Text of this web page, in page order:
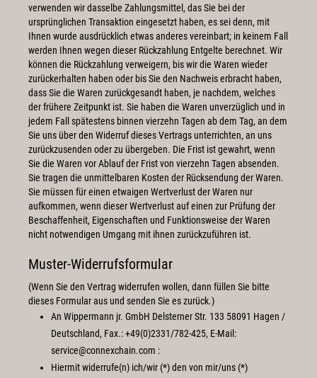
verwenden wir dasselbe Zahlungsmittel, das Sie bei der
ursprünglichen Transaktion eingesetzt haben, es sei denn, mit
Ihnen wurde ausdrücklich etwas anderes vereinbart; in keinem Fall
werden Ihnen wegen dieser Rückzahlung Entgelte berechnet. Wir
können die Rückzahlung verweigern, bis wir die Waren wieder
zurückerhalten haben oder bis Sie den Nachweis erbracht haben,
dass Sie die Waren zurückgesandt haben, je nachdem, welches
der frühere Zeitpunkt ist. Sie haben die Waren unverzüglich und in
jedem Fall spätestens binnen vierzehn Tagen ab dem Tag, an dem
Sie uns über den Widerruf dieses Vertrags unterrichten, an uns
zurückzusenden oder zu übergeben. Die Frist ist gewahrt, wenn
Sie die Waren vor Ablauf der Frist von vierzehn Tagen absenden.
Sie tragen die unmittelbaren Kosten der Rücksendung der Waren.
Sie müssen für einen etwaigen Wertverlust der Waren nur
aufkommen, wenn dieser Wertverlust auf einen zur Prüfung der
Beschaffenheit, Eigenschaften und Funktionsweise der Waren
nicht notwendigen Umgang mit ihnen zurückzuführen ist.
Muster-Widerrufsformular
(Wenn Sie den Vertrag widerrufen wollen, dann füllen Sie bitte
dieses Formular aus und senden Sie es zurück.)
An Wippermann jr. GmbH Delsterner Str. 133 58091 Hagen /
Deutschland, Fax.: +49(0)2331/782-425, E-Mail:
service@connexchain.com :
Hiermit widerrufe(n) ich/wir (*) den von mir/uns (*)